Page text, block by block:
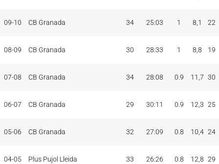
TEMP CLUB 5I
09-10 CB Granada 34 25:03 1 8,1 22
08-09 CB Granada 30 28:33 1 8,8 19
07-08 CB Granada 34 28:08 0.9 11,7 30
06-07 CB Granada 29 30:11 0.9 12,3 25
05-06 CB Granada 32 27:09 0.8 10,4 24
04-05 Plus Pujol Lleida 33 26:26 0.8 12,8 29